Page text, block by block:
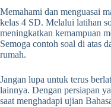
Memahami dan menguasai
kelas 4 SD. Melalui latihan
meningkatkan kemampuan
Semoga contoh soal di atas
rumah.
Jangan lupa untuk terus
lainnya. Dengan persiapan
saat menghadapi ujian